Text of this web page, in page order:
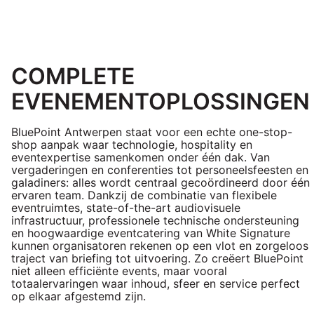
COMPLETE
EVENEMENTOPLOSSINGEN
BluePoint Antwerpen staat voor een echte one-stop-
shop aanpak waar technologie, hospitality en
eventexpertise samenkomen onder één dak. Van
vergaderingen en conferenties tot personeelsfeesten en
galadiners: alles wordt centraal gecoördineerd door één
ervaren team. Dankzij de combinatie van flexibele
eventruimtes, state-of-the-art audiovisuele
infrastructuur, professionele technische ondersteuning
en hoogwaardige eventcatering van White Signature
kunnen organisatoren rekenen op een vlot en zorgeloos
traject van briefing tot uitvoering. Zo creëert BluePoint
niet alleen efficiënte events, maar vooral
totaalervaringen waar inhoud, sfeer en service perfect
op elkaar afgestemd zijn.